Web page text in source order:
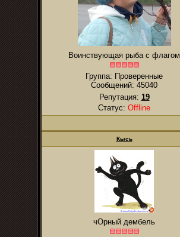
Воинствующая рыба с флагом
Группа: Проверенные
Сообщений: 45040
Репутация: 19
Статус: Offline
Кысь
чОрный дембель